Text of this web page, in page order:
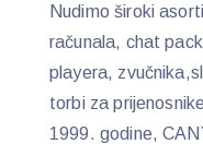
Nudimo široki
računala, chat
playera,
torbi za
1999. godine,